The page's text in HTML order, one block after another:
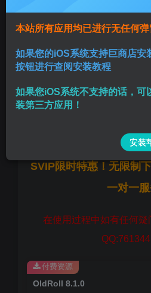
净化广告—解锁VIP—点击购买
版本:8.1.0
SVIP限时特惠！无限制
一对一
在使用过程中如有任何疑
OldRoll 8.1.0
付费资源
本站所有应用均已进行无任何弹
如果您的iOS系统支持巨商店安
按钮进行查阅安装教程
如果您iOS系统不支持的话，可
装第三方应用！
安装